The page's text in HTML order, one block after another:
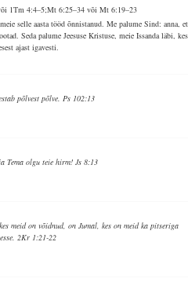
1Tm 4:4–5;Mt 6:25–34 või Mt 6:19–23
selle aasta tööd õnnistanud. Me palume Sind: anna, et
Seda palume Jeesuse Kristuse, meie Issanda läbi, kes
ajast igavesti.
põlvest põlve. Ps 102:13
Tema olgu teie hirm! Js 8:13
meid on võidnud, on Jumal, kes on meid ka pitseriga
2Kr 1:21-22